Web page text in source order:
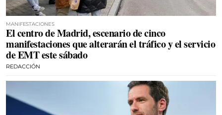
MANIFESTACIONES
El centro de Madrid, escenario de cinco
manifestaciones que alterarán el tráfico y el servicio
de EMT este sábado
REDACCIÓN